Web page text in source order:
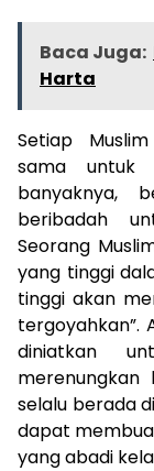
Baca Juga:
Harta
Setiap
sama untuk
banyaknya,
beribadah
Seorang
yang tinggi
tinggi akan
tergoyahkan”.
diniatkan
merenungkan
selalu berada
dapat
yang abadi